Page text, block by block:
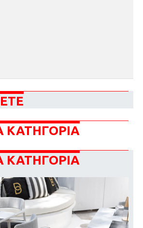
ΚΑΤΗΓΟΡΙΑ
ΚΑΤΗΓΟΡΙΑ